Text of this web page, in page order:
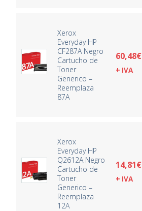
Xerox
Everyday HP
CF287A Negro
Cartucho de
Toner
Generico –
Reemplaza
87A
60,48€
+ IVA
Xerox
Everyday HP
Q2612A Negro
Cartucho de
Toner
Generico –
Reemplaza
12A
14,81€
+ IVA